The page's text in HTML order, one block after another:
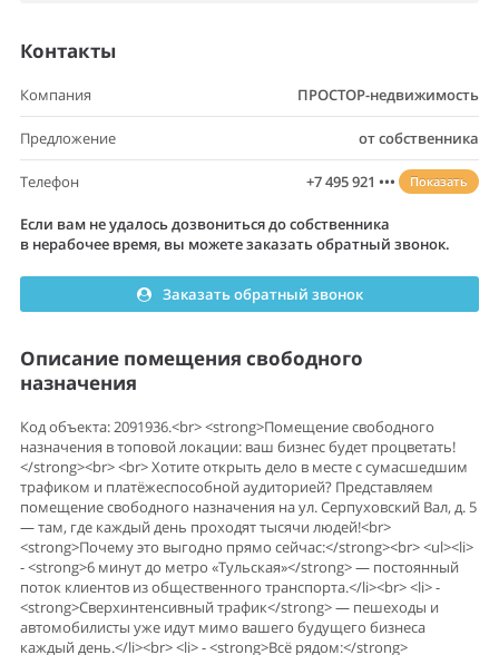
Контакты
Компания ПРОСТОР-недвижимость
Предложение от собственника
Телефон +7 495 921 ••• Показать
Если вам не удалось дозвониться до собственника
в нерабочее время, вы можете заказать обратный звонок.
Заказать обратный звонок
Описание помещения свободного
назначения
Код объекта: 2091936.<br> <strong>Помещение свободного
назначения в топовой локации: ваш бизнес будет процветать!
</strong><br> <br> Хотите открыть дело в месте с сумасшедшим
трафиком и платёжеспособной аудиторией? Представляем
помещение свободного назначения на ул. Серпуховский Вал, д. 5
— там, где каждый день проходят тысячи людей!<br>
<strong>Почему это выгодно прямо сейчас:</strong><br> <ul><li>
- <strong>6 минут до метро «Тульская»</strong> — постоянный
поток клиентов из общественного транспорта.</li><br> <li> -
<strong>Сверхинтенсивный трафик</strong> — пешеходы и
автомобилисты уже идут мимо вашего будущего бизнеса
каждый день.</li><br> <li> - <strong>Всё рядом:</strong>